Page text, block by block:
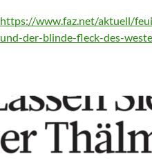
https://www.faz.net/aktuell/
und-der-blinde-fleck-des-